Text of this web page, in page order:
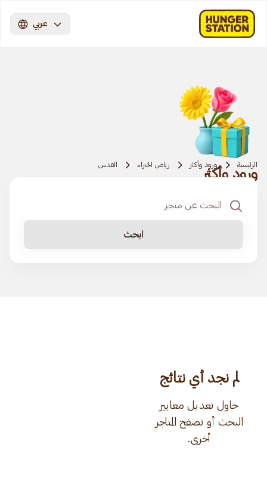
عربي
الرئيسية ورود وأكثر رياض الخبراء القدس
ورود وأكثر
ابحث
لم نجد أي نتائج
حاول تعديل معايير
البحث أو تصفح المتاجر
أخرى.